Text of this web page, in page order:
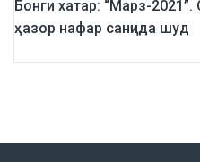
Бонги хатар: “Марз-
ҳазор нафар санҷида шуд